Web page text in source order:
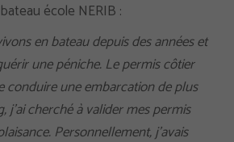
école NERIB :
en bateau depuis des années et
une péniche. Le permis côtier
conduire une embarcation de plus
j’ai cherché à valider mes permis
Personnellement, j’avais